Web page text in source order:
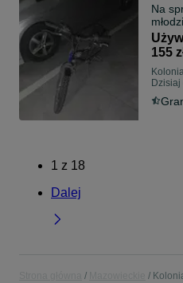
Na
Patrol
155
Dzisiaj
1 z 18
Dalej